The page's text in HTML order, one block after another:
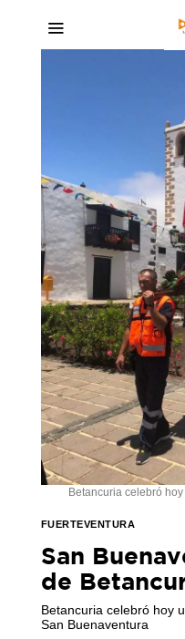
Betancuria celebró
FUERTEVENTURA
San
de
Betancuria celebró hoy
San Buenaventura